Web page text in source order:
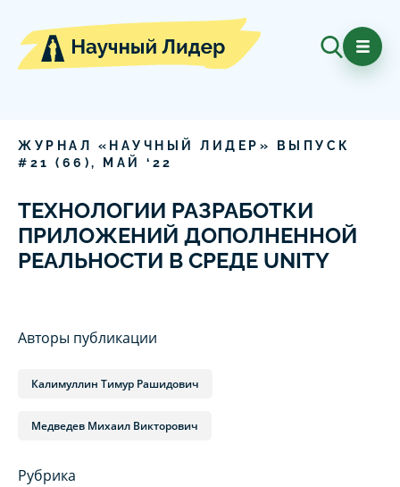
ЖУРНАЛ «НАУЧНЫЙ ЛИДЕР» ВЫПУСК
# 21 ( 66 ), МАЙ ‘ 22
ТЕХНОЛОГИИ РАЗРАБОТКИ
ПРИЛОЖЕНИЙ ДОПОЛНЕННОЙ
РЕАЛЬНОСТИ В СРЕДЕ UNITY
Авторы публикации
Калимуллин Тимур Рашидович
Медведев Михаил Викторович
Рубрика